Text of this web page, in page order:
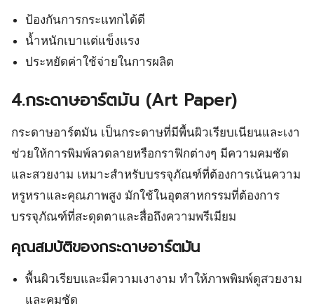
ป้องกันการกระแทกได้ดี
น้ำหนักเบาแต่แข็งแรง
ประหยัดค่าใช้จ่ายในการผลิต
4.กระดาษอาร์ตมัน (Art Paper)
กระดาษอาร์ตมัน เป็นกระดาษที่มีพื้นผิวเรียบเนียนและเงา
ช่วยให้การพิมพ์ลวดลายหรือกราฟิกต่างๆ มีความคมชัด
และสวยงาม เหมาะสำหรับบรรจุภัณฑ์ที่ต้องการเน้นความ
หรูหราและคุณภาพสูง มักใช้ในอุตสาหกรรมที่ต้องการ
บรรจุภัณฑ์ที่สะดุดตาและสื่อถึงความพรีเมียม
คุณสมบัติของกระดาษอาร์ตมัน
พื้นผิวเรียบและมีความเงางาม ทำให้ภาพพิมพ์ดูสวยงาม
และคมชัด